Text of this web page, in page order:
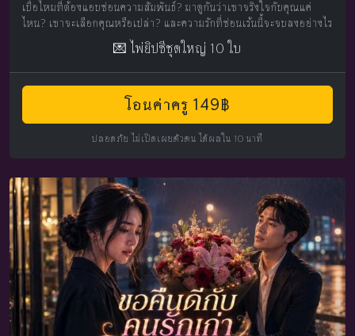
เบื่อไหมที่ต้องแอบซ่อนความสัมพันธ์? มาดูกันว่าเขาจริงใจกับคุณแค่
ไหน? เขาจะเลือกคุณหรือเปล่า? และความรักที่ซ่อนเร้นนี้จะจบลงอย่างไร
💌 ไพ่ยิปซีชุดใหญ่ 10 ใบ
โอนค่าครู 149฿
ปลอดภัย ไม่เปิดเผยตัวตน ได้ผลใน 10 นาที